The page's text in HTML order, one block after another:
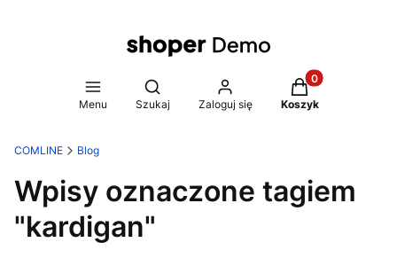
Menu
Otwórz wyszukiwarkę
Szukaj Zaloguj się
Produkty w
Koszyk
COMLINE Blog
Wpisy oznaczone tagiem
"kardigan"